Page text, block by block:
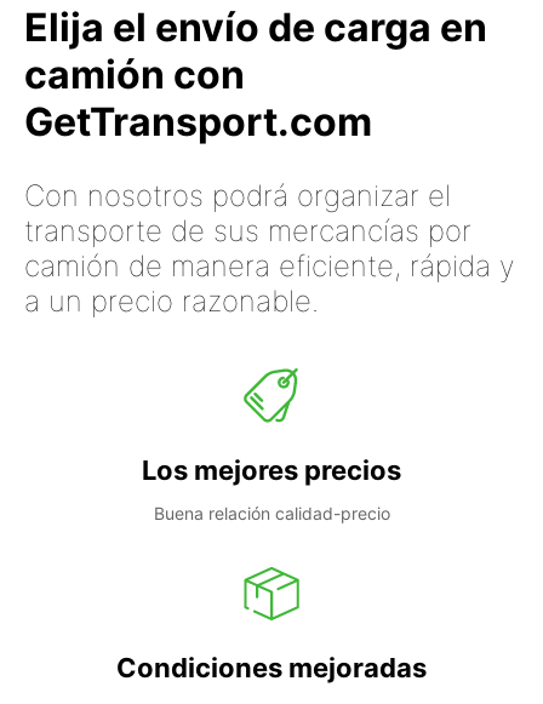
Elija el envío de carga en
camión con
GetTransport.com
Con nosotros podrá organizar el
transporte de sus mercancías por
camión de manera eficiente, rápida y
a un precio razonable.
Los mejores precios
Buena relación calidad-precio
Condiciones mejoradas